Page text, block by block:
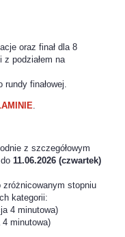
oraz finał dla 8
podziałem na
finałowej.
z szczegółowym
11.06.2026 (czwartek)
zróżnicowanym stopniu
kategorii:
4 minutowa)
4 minutowa)